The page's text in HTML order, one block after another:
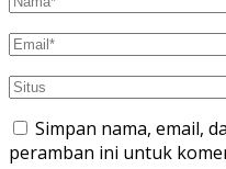
Simpan nama, email,
peramban ini untuk